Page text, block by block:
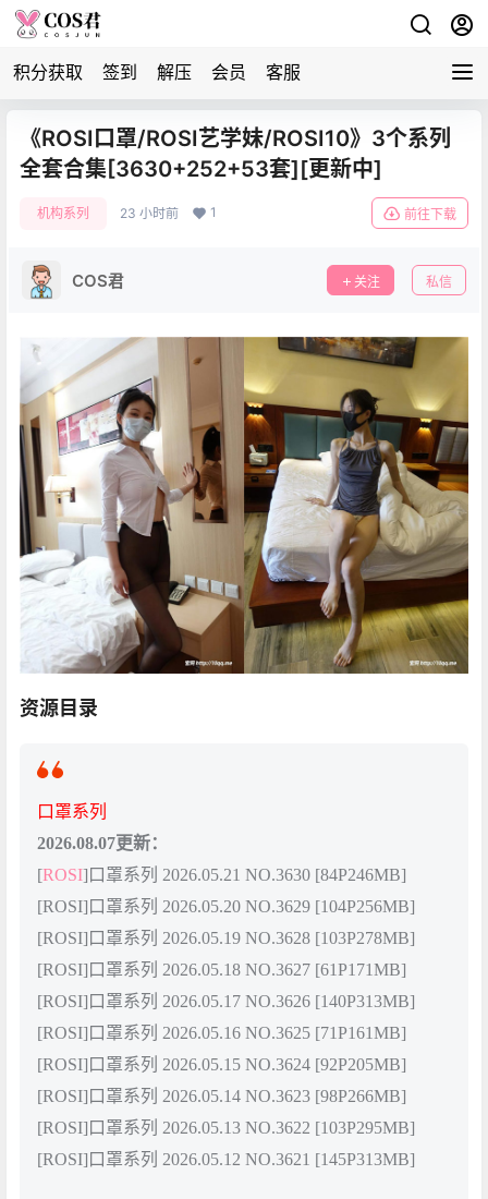
积分获取 签到 解压 会员 客服
《ROSI口罩/ROSI艺学妹/ROSI10》3个系列
全套合集[3630+252+53套][更新中]
机构系列 23 小时前 1 前往下载
COS君 关注 私信
资源目录
口罩系列
2026.08.07更新：
[ROSI]口罩系列 2026.05.21 NO.3630 [84P246MB]
[ROSI]口罩系列 2026.05.20 NO.3629 [104P256MB]
[ROSI]口罩系列 2026.05.19 NO.3628 [103P278MB]
[ROSI]口罩系列 2026.05.18 NO.3627 [61P171MB]
[ROSI]口罩系列 2026.05.17 NO.3626 [140P313MB]
[ROSI]口罩系列 2026.05.16 NO.3625 [71P161MB]
[ROSI]口罩系列 2026.05.15 NO.3624 [92P205MB]
[ROSI]口罩系列 2026.05.14 NO.3623 [98P266MB]
[ROSI]口罩系列 2026.05.13 NO.3622 [103P295MB]
[ROSI]口罩系列 2026.05.12 NO.3621 [145P313MB]